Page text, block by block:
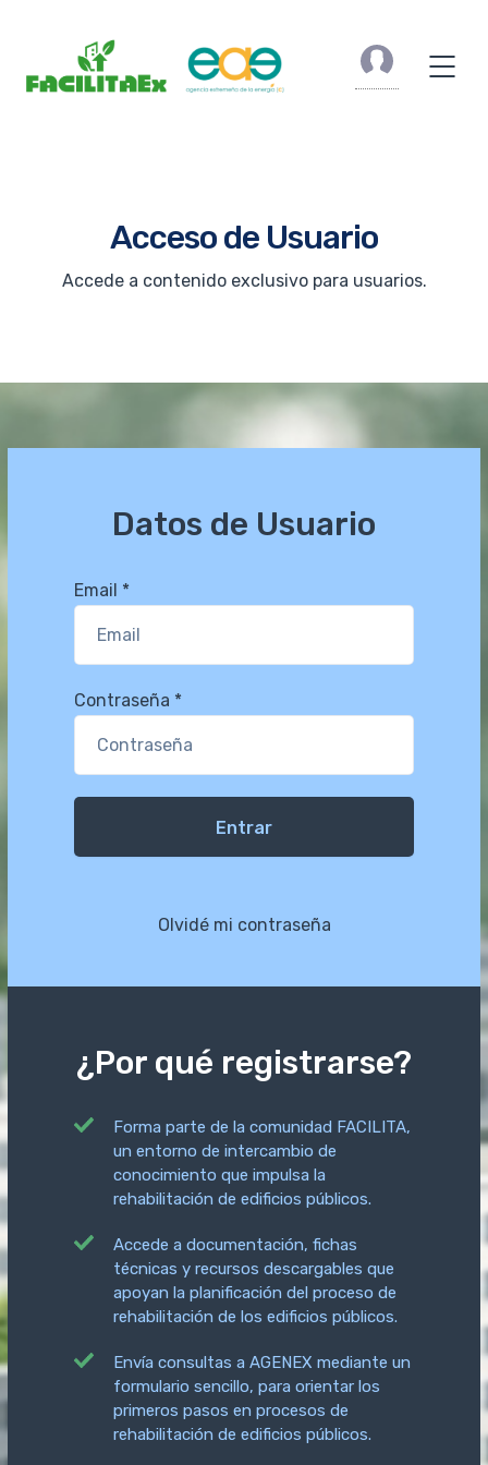
Acceso de Usuario
Accede a contenido exclusivo para usuarios.
Datos de Usuario
Email *
Contraseña *
Entrar
Olvidé mi contraseña
¿Por qué registrarse?
Forma parte de la comunidad FACILITA,
un entorno de intercambio de
conocimiento que impulsa la
rehabilitación de edificios públicos.
Accede a documentación, fichas
técnicas y recursos descargables que
apoyan la planificación del proceso de
rehabilitación de los edificios públicos.
Envíaconsultas a AGENEX mediante un
formulario sencillo, para orientar los
primeros pasos en procesos de
rehabilitación de edificios públicos.